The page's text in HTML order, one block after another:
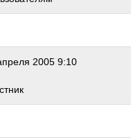
2005 9:10